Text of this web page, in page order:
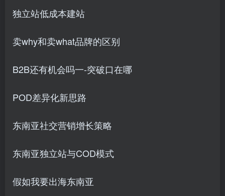
独立站低成本建站
卖why和卖what品牌的区别
B2B还有机会吗一-突破口在哪
POD差异化新思路
东南亚社交营销增长策略
东南亚独立站与COD模式
假如我要出海东南亚